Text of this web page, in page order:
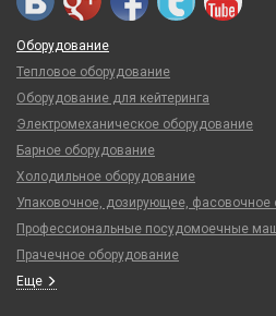
Оборудование
Тепловое оборудование
Оборудование для кейтеринга
Электромеханическое оборудование
Барное оборудование
Холодильное оборудование
Упаковочное, дозирующее, фасовочное
Профессиональные посудомоечные
Прачечное оборудование
Еще